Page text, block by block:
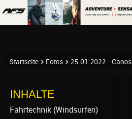
Startseite Fotos 25.01.2022 - Canos
INHALTE
Fahrtechnik (Windsurfen)